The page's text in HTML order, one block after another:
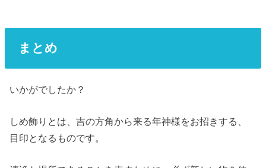
まとめ
いかがでしたか？
しめ飾りとは、吉の方角から来る年神様をお招きする、
目印となるものです。